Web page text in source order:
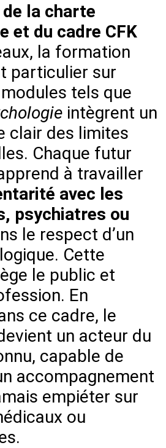
de la charte
et du cadre CFK
la formation
particulier sur
modules tels que
intègrent un
clair des limites
Chaque futur
à travailler
avec les
psychiatres ou
le respect d’un
Cette
le public et
En
ce cadre, le
un acteur du
capable de
accompagnement
empiéter sur
ou